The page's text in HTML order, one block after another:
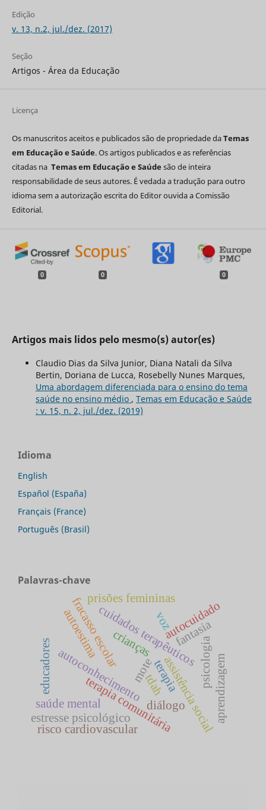
Edição
v. 13, n.2, jul./dez. (2017)
Seção
Artigos - Área da Educação
Licença
Os manuscritos aceitos e publicados são de propriedade daTemas
em Educação e Saúde. Os artigos publicados e as referências
citadas na Temas em Educação e Saúde são de inteira
responsabilidade de seus autores. É vedada a tradução para outro
idioma sem a autorização escrita do Editor ouvida a Comissão
Editorial.
0 0 0
Artigos mais lidos pelo mesmo(s) autor(es)
Claudio Dias da Silva Junior, Diana Natali da Silva
Bertin, Doriana de Lucca, Rosebelly Nunes Marques,
Uma abordagem diferenciada para o ensino do tema
saúde no ensino médio , Temas em Educação e Saúde
: v. 15, n. 2, jul./dez. (2019)
Idioma
English
Español (España)
Français (France)
Português (Brasil)
Palavras-chave
assistência social
autoestimacuidados terapêuticos
autoconhecimentomote
terapia comunitária
autocuidado
estresse psicológico
terapia
saúde mental
prisões femininas
psicologia
fantasia
educadores
voz
aprendizagem
fracasso escolar
diálogo
crianças
risco cardiovascular
tdah